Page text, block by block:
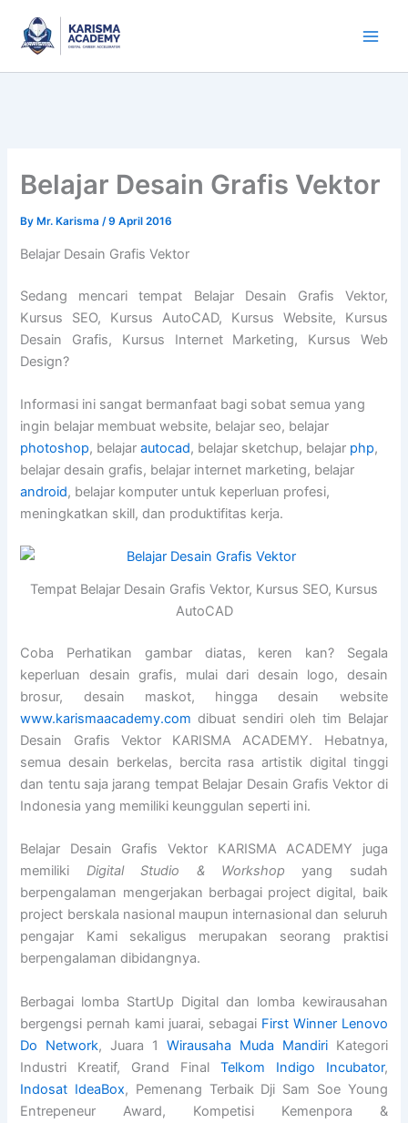
content
Belajar Desain Grafis Vektor
By Mr. Karisma/9 April 2016
Belajar Desain Grafis Vektor
Sedang mencari tempat Belajar Desain Grafis Vektor,
Kursus SEO, Kursus AutoCAD, Kursus Website, Kursus
Desain Grafis, Kursus Internet Marketing, Kursus Web
Design?
Informasi ini sangat bermanfaat bagi sobat semua yang
ingin belajar membuat website, belajar seo, belajar
photoshop, belajarautocad, belajar sketchup, belajar php,
belajar desain grafis, belajar internet marketing, belajar
android, belajar komputer untuk keperluan profesi,
meningkatkan skill, dan produktifitas kerja.
Tempat Belajar Desain Grafis Vektor, Kursus SEO, Kursus
AutoCAD
Coba Perhatikan gambar diatas, keren kan? Segala
keperluan desain grafis, mulai dari desain logo, desain
brosur, desain maskot, hingga desain website
www.karismaacademy.com dibuat sendiri oleh tim Belajar
Desain Grafis Vektor KARISMA ACADEMY. Hebatnya,
semua desain berkelas, bercita rasa artistik digital tinggi
dan tentu saja jarang tempat Belajar Desain Grafis Vektor di
Indonesia yang memiliki keunggulan seperti ini.
Belajar Desain Grafis Vektor KARISMA ACADEMY juga
memiliki Digital Studio & Workshop yang sudah
berpengalaman mengerjakan berbagai project digital, baik
project berskala nasional maupun internasional dan seluruh
pengajar Kami sekaligus merupakan seorang praktisi
berpengalaman dibidangnya.
Berbagai lomba StartUp Digital dan lomba kewirausahan
bergengsi pernah kami juarai, sebagai First Winner Lenovo
Do Network, Juara 1 Wirausaha Muda MandiriKategori
Industri Kreatif, Grand Final Telkom Indigo Incubator,
Indosat IdeaBox, Pemenang Terbaik Dji Sam Soe Young
Entrepeneur Award, Kompetisi Kemenpora &